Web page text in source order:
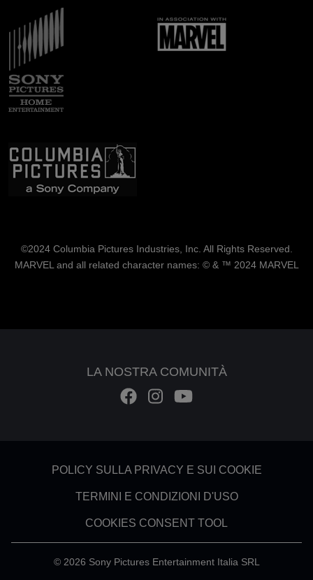
Immagine
©2024 Columbia Pictures Industries, Inc. All Rights Reserved.
MARVEL and all related character names: © & ™ 2024 MARVEL
LA NOSTRA COMUNITÀ
Footer - Subfooter
POLICY SULLA PRIVACY E SUI COOKIE
TERMINI E CONDIZIONI D'USO
COOKIES CONSENT TOOL
© 2026 Sony Pictures Entertainment Italia SRL